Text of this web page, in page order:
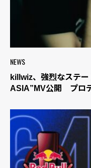
NEWS
killwiz、強烈なステ
ASIA”MV公開 プロ